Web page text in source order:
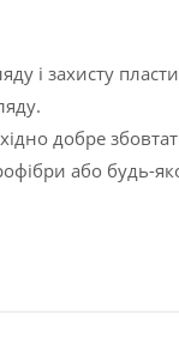
і захисту
добре
або будь-